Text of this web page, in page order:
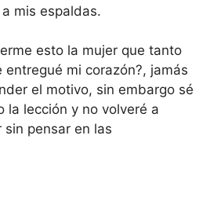
mis espaldas.
esto la mujer que tanto
entregué mi corazón?, jamás
el motivo, sin embargo sé
la lección y no volveré a
sin pensar en las